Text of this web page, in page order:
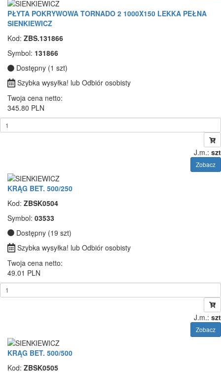
PŁYTA POKRYWOWA TORNADO 2 1000X150 LEKKA PEŁNA
SIENKIEWICZ
Kod: ZBS.131866
Symbol: 131866
Dostępny (1 szt)
Szybka wysyłka! lub Odbiór osobisty
Twoja cena netto:
345.80 PLN
J.m.: szt
Zobacz
KRĄG BET. 500/250
Kod: ZBSK0504
Symbol: 03533
Dostępny (19 szt)
Szybka wysyłka! lub Odbiór osobisty
Twoja cena netto:
49.01 PLN
J.m.: szt
Zobacz
KRĄG BET. 500/500
Kod: ZBSK0505